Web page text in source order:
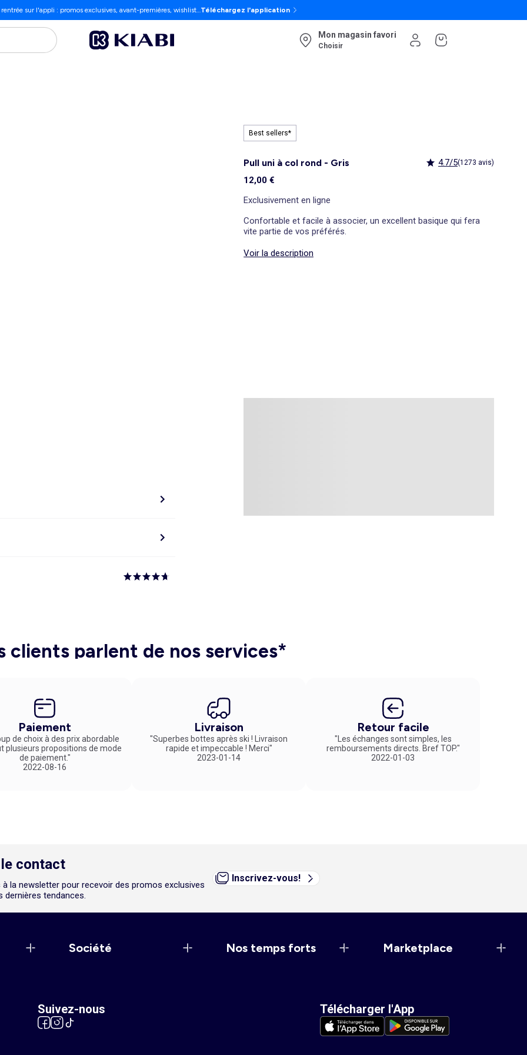
rentrée sur l'appli : promos exclusives, avant-premières, wishlist…Téléchargez l'application
Mon magasin favori
Choisir
Best sellers*
Pull uni à col rond - Gris 4.7/5(1273 avis)
12,00 €
Exclusivement en ligne
Confortable et facile à associer, un excellent basique qui fera
vite partie de vos préférés.
Voir la description
clients parlent de nos services*
Paiement
de choix à des prix abordable
plusieurs propositions de mode
de paiement."
2022-08-16
Livraison
"Superbes bottes après ski ! Livraison
rapide et impeccable ! Merci"
2023-01-14
Retour facile
"Les échanges sont simples, les
remboursements directs. Bref TOP."
2022-01-03
contact
la newsletter pour recevoir des promos exclusives
dernières tendances.
Inscrivez-vous!
Société Nos temps forts Marketplace
Suivez-nous Télécharger l'App